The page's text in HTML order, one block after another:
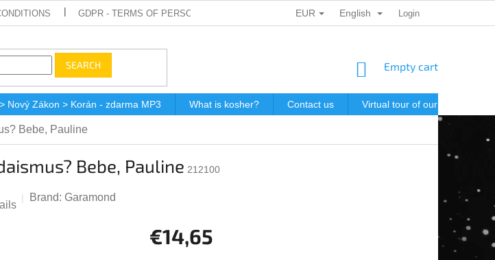
GDPR - TERMS OF PERSONAL DATA PROTECTION GIFT VOUCHERS
EUR English Login
SEARCH
SHOPPING
Empty cart
Nový Zákon > Korán - zdarma MP3 What is kosher? Contact us Virtual tour of our store
Bebe, Pauline
Bebe, Pauline 212100
Brand: Garamond
€14,65